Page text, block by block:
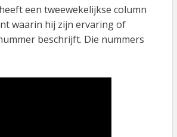
een tweewekelijkse column
waarin hij zijn ervaring of
beschrijft. Die nummers